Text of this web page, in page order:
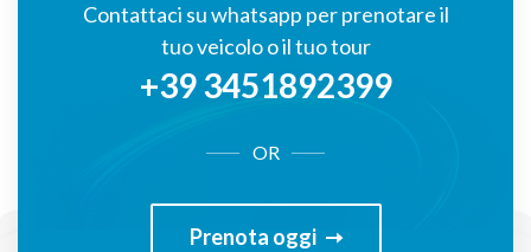
Contattaci su whatsapp per prenotare il
tuo veicolo o il tuo tour
+39 3451892399
OR
Prenota oggi